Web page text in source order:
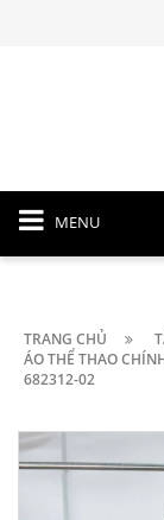
MENU
TRANG CHỦ
ÁO THỂ THAO
682312-02